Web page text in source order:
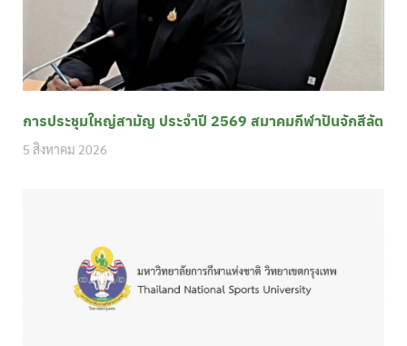
การประชุมใหญ่สามัญ ประจำปี 2569 สมาคมกีฬาปันจักสีลัต
5 สิงหาคม 2026